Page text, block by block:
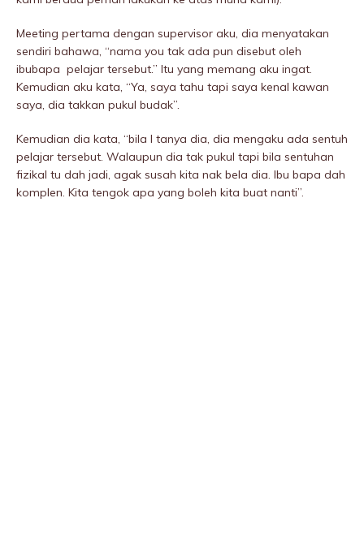
Meeting pertama dengan supervisor aku, dia menyatakan
sendiri bahawa, “nama you tak ada pun disebut oleh
ibubapa pelajar tersebut.” Itu yang memang aku ingat.
Kemudian aku kata, “Ya, saya tahu tapi saya kenal kawan
saya, dia takkan pukuI budak”.
Kemudian dia kata, “bila I tanya dia, dia mengaku ada sentuh
pelajar tersebut. Walaupun dia tak pukuI tapi bila sentuhan
fizikaI tu dah jadi, agak susah kita nak bela dia. Ibu bapa dah
komplen. Kita tengok apa yang boleh kita buat nanti”.